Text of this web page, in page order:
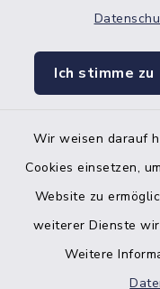
Ich stimme zu
Wir weisen darauf
Cookies einsetzen,
Website zu
weiterer Dienste
Weitere